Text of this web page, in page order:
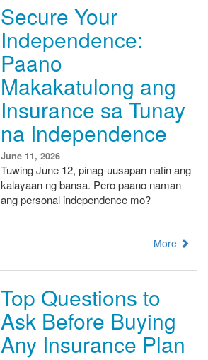
Secure Your
Independence:
Paano
Makakatulong ang
Insurance sa Tunay
na Independence
June 11, 2026
Tuwing June 12, pinag-uusapan natin ang
kalayaan ng bansa. Pero paano naman
ang personal independence mo?
More
Top Questions to
Ask Before Buying
Any Insurance Plan